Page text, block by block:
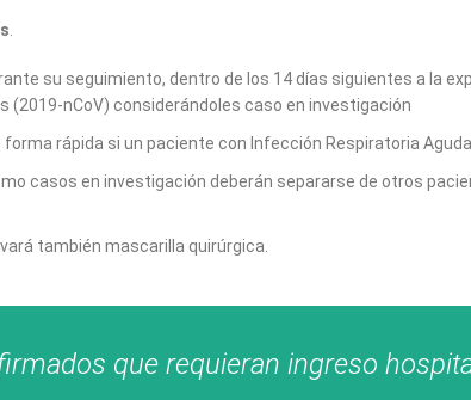
su seguimiento, dentro de los 14 días siguientes a la
nCoV) considerándoles caso en investigación
rápida si un paciente con Infección Respiratoria
casos en investigación deberán separarse de otros
también mascarilla quirúrgica.
que requieran ingreso